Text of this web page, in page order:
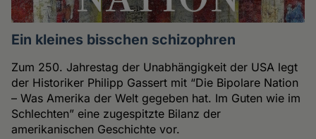
Ein kleines bisschen schizophren
Zum 250. Jahrestag der Unabhängigkeit der USA legt
der Historiker Philipp Gassert mit “Die Bipolare Nation
– Was Amerika der Welt gegeben hat. Im Guten wie im
Schlechten” eine zugespitzte Bilanz der
amerikanischen Geschichte vor.